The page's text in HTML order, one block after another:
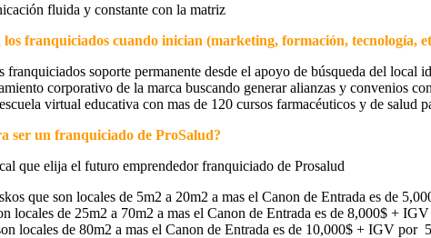
fluida y constante con la matriz
franquiciados cuando inician (marketing, formación, tecnología,
franquiciados soporte permanente desde el apoyo de búsqueda del
corporativo de la marca buscando generar alianzas y convenios
virtual educativa con mas de 120 cursos farmacéuticos y de salud
ser un franquiciado de ProSalud?
que elija el futuro emprendedor franquiciado de Prosalud
que son locales de 5m2 a 20m2 a mas el Canon de Entrada es de
locales de 25m2 a 70m2 a mas el Canon de Entrada es de 8,000$ +
locales de 80m2 a mas el Canon de Entrada es de 10,000$ + IGV por